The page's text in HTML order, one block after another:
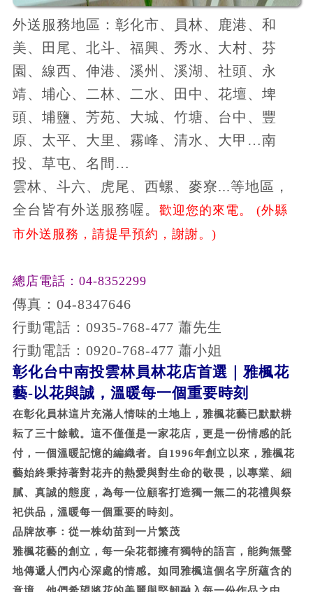
外送服務地區：彰化市、員林、鹿港、和
美、田尾、北斗、福興、秀水、大村、芬
園、線西、伸港、溪州、溪湖、社頭、永
靖、埔心、二林、二水、田中、花壇、埤
頭、埔鹽、芳苑、大城、竹塘、台中、豐
原、太平、大里、霧峰、清水、大甲…南
投、草屯、名間…
雲林、斗六、虎尾、西螺、麥寮...等地區，
全台皆有外送服務喔。 歡迎您的來電。 (外縣
市外送服務，請提早預約，謝謝。)
總店電話：04-8352299
傳真：04-8347646
行動電話：0935-768-477 蕭先生
行動電話：0920-768-477 蕭小姐
彰化台中南投雲林員林花店首選｜雅楓花
藝-以花與誠，溫暖每一個重要時刻
在彰化員林這片充滿人情味的土地上， 雅楓花藝已默默耕
耘了三十餘載。這不僅僅是一家花店，更是一份情感的託
付，一個溫暖記憶的編織者。自1996年創立以來，雅楓花
藝始終秉持著對花卉的熱愛與對生命的敬畏，以專業、細
膩、真誠的態度，為每一位顧客打造獨一無二的花禮與祭
祀供品，溫暖每一個重要的時刻。
品牌故事：從一株幼苗到一片繁茂
雅楓花藝的創立，每一朵花都擁有獨特的語言，能夠無聲
地傳遞人們內心深處的情感。如同雅楓這個名字所蘊含的